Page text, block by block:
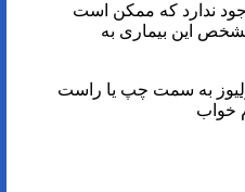
ندارد که ممکن است
این بیماری به
به سمت چپ یا راست
خواب